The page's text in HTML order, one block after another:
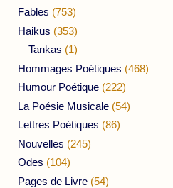
Fables (753)
Haikus (353)
Tankas (1)
Hommages Poétiques (468)
Humour Poétique (222)
La Poésie Musicale (54)
Lettres Poétiques (86)
Nouvelles (245)
Odes (104)
Pages de Livre (54)